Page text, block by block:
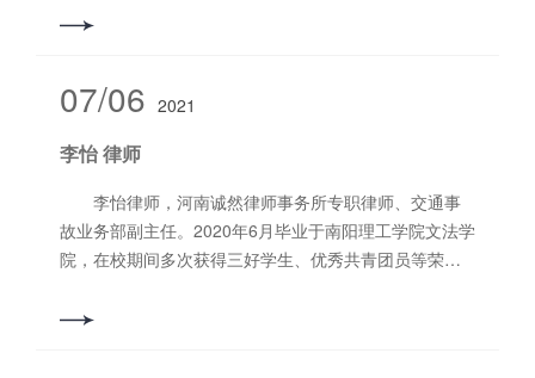
被河南诚然律师事务所评选为2017年、2018年度“优秀
市妇女儿童法律援助工作先进个人”。2019年度洛阳市西
念，最大限度的维护当事人的合法权益，始终把客户的
利益放在第一位。 擅长业务领域：担任公司、机关
事业单位长年法律顾问、刑事辩护、合同及医疗纠纷
等。 联系电话：13592014089
07/06 2021
李怡 律师
李怡律师，河南诚然律师事务所专职律师、交通事
故业务部副主任。2020年6月毕业于南阳理工学院文法学
院，在校期间多次获得三好学生、优秀共青团员等荣
秀毕业生。 擅长业务领域：刑事辩护、合同纠纷、